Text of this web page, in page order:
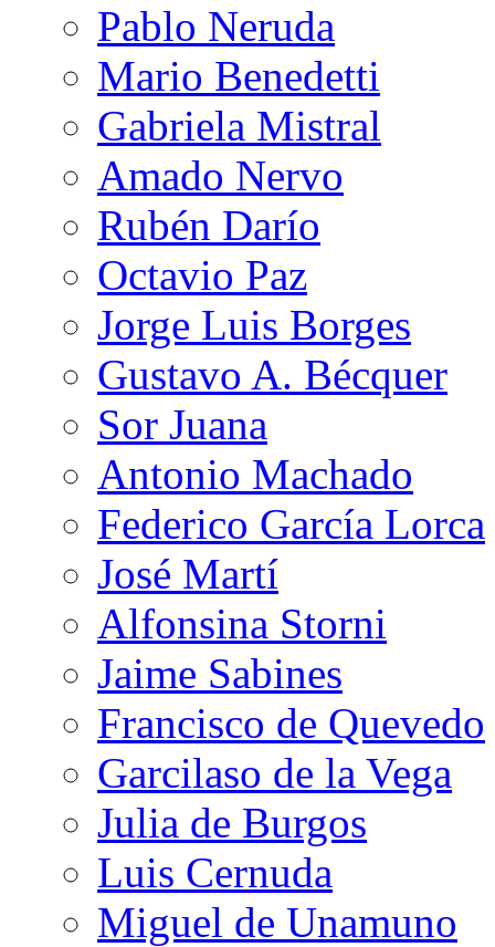
Pablo Neruda
Mario Benedetti
Gabriela Mistral
Amado Nervo
Rubén Darío
Octavio Paz
Jorge Luis Borges
Gustavo A. Bécquer
Sor Juana
Antonio Machado
Federico García Lorca
José Martí
Alfonsina Storni
Jaime Sabines
Francisco de Quevedo
Garcilaso de la Vega
Julia de Burgos
Luis Cernuda
Miguel de Unamuno